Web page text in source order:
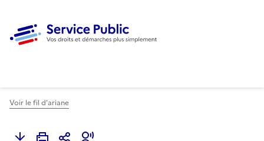
Voir le fil d'ariane